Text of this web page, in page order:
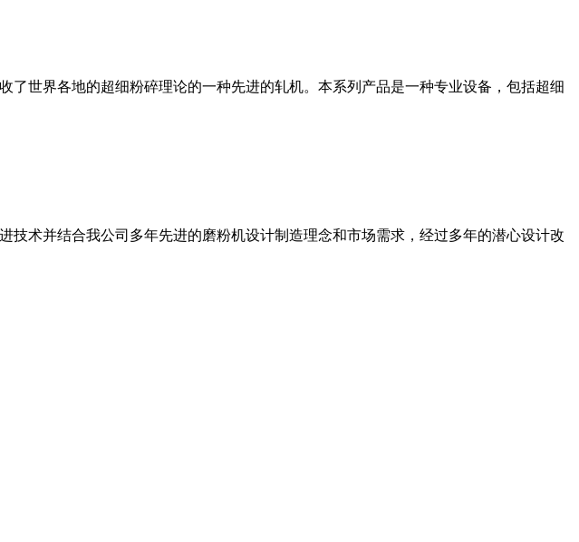
世界各地的超细粉碎理论的一种先进的轧机。本系列产品是一种专业设备，包括超细
术并结合我公司多年先进的磨粉机设计制造理念和市场需求，经过多年的潜心设计改